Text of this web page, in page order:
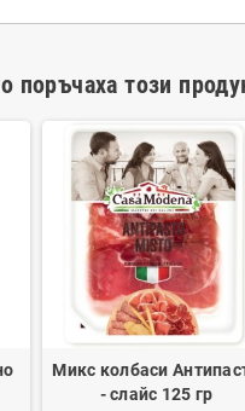
поръчаха този
Микс колбаси
- слайс 125 гр